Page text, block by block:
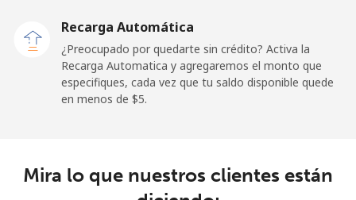
Celular ⁦50.5¢⁩ 19 min por ⁦$10⁩
Belize
Celular 22 min por ⁦$10⁩ ⁦20¢⁩
Recarga Automática
¿Preocupado por quedarte sin crédito? Activa la
Recarga Automatica y agregaremos el monto que
especifiques, cada vez que tu saldo disponible quede
en menos de ⁦$5⁩.
Mira lo que nuestros clientes están